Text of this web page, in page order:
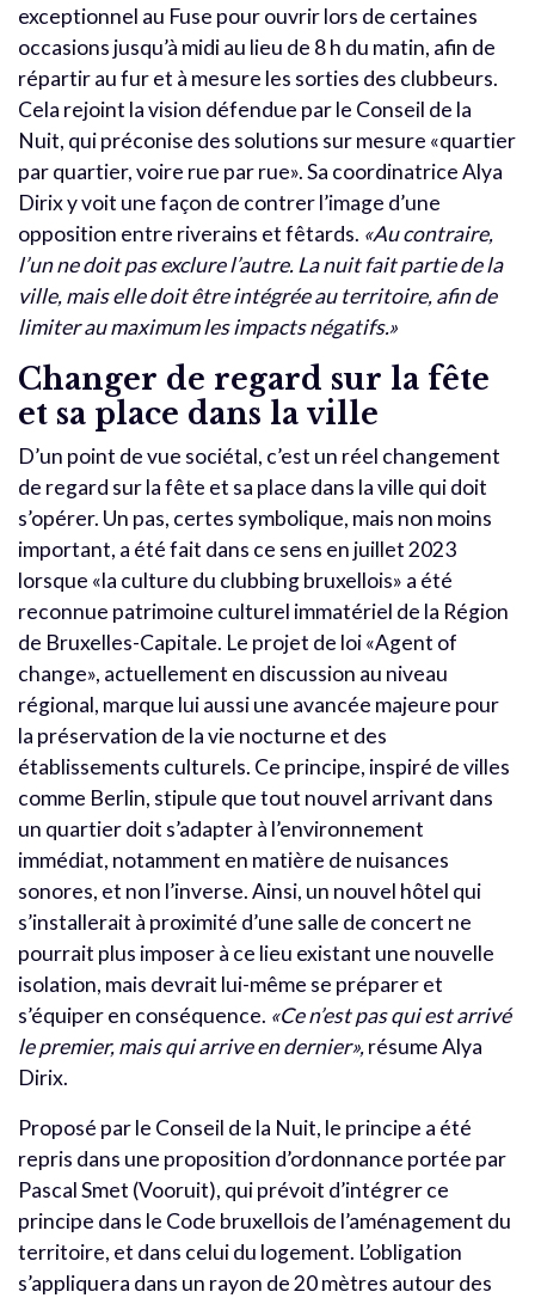
exceptionnel au Fuse pour ouvrir lors de certaines
occasions jusqu’à midi au lieu de 8 h du matin, afin de
répartir au fur et à mesure les sorties des clubbeurs.
Cela rejoint la vision défendue par le Conseil de la
Nuit, qui préconise des solutions sur mesure «quartier
par quartier, voire rue par rue». Sa coordinatrice Alya
Dirix y voit une façon de contrer l’image d’une
opposition entre riverains et fêtards. «Au contraire,
l’un ne doit pas exclure l’autre. La nuit fait partie de la
ville, mais elle doit être intégrée au territoire, afin de
limiter au maximum les impacts négatifs.»
Changer de regard sur la fête
et sa place dans la ville
D’un point de vue sociétal, c’est un réel changement
de regard sur la fête et sa place dans la ville qui doit
s’opérer. Un pas, certes symbolique, mais non moins
important, a été fait dans ce sens en juillet 2023
lorsque «la culture du clubbing bruxellois» a été
reconnue patrimoine culturel immatériel de la Région
de Bruxelles-Capitale. Le projet de loi «Agent of
change», actuellement en discussion au niveau
régional, marque lui aussi une avancée majeure pour
la préservation de la vie nocturne et des
établissements culturels. Ce principe, inspiré de villes
comme Berlin, stipule que tout nouvel arrivant dans
un quartier doit s’adapter à l’environnement
immédiat, notamment en matière de nuisances
sonores, et non l’inverse. Ainsi, un nouvel hôtel qui
s’installerait à proximité d’une salle de concert ne
pourrait plus imposer à ce lieu existant une nouvelle
isolation, mais devrait lui-même se préparer et
s’équiper en conséquence. «Ce n’est pas qui est arrivé
le premier, mais qui arrive en dernier»,résume Alya
Dirix.
Proposé par le Conseil de la Nuit, le principe a été
repris dans une proposition d’ordonnance portée par
Pascal Smet (Vooruit), qui prévoit d’intégrer ce
principe dans le Code bruxellois de l’aménagement du
territoire, et dans celui du logement. L’obligation
s’appliquera dans un rayon de 20 mètres autour des